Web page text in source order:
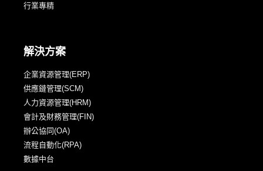
行業專精
解決方案
企業資源管理(ERP)
供應鏈管理(SCM)
人力資源管理(HRM)
會計及財務管理(FIN)
辦公協同(OA)
流程自動化(RPA)
數據中台